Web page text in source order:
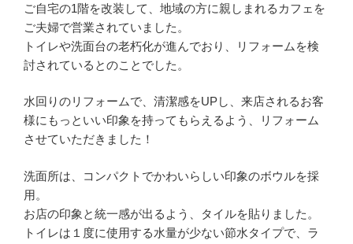
ご自宅の1階を改装して、地域の方に親しまれるカフェを
ご夫婦で営業されていました。
トイレや洗面台の老朽化が進んでおり、リフォームを検
討されているとのことでした。
水回りのリフォームで、清潔感をUPし、来店されるお客
様にもっといい印象を持ってもらえるよう、リフォーム
させていただきました！
洗面所は、コンパクトでかわいらしい印象のボウルを採
用。
お店の印象と統一感が出るよう、タイルを貼りました。
トイレは１度に使用する水量が少ない節水タイプで、ラ